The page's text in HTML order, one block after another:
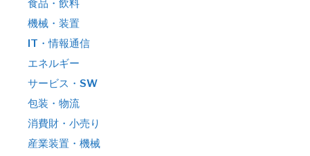
食品・飲料
機械・装置
IT・情報通信
エネルギー
サービス・SW
包装・物流
消費財・小売り
産業装置・機械